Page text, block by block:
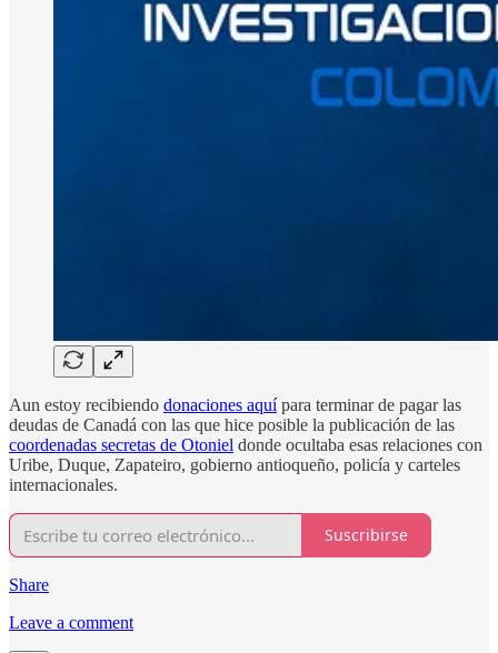
Aun estoy recibiendo donaciones aquípara terminar de pagar las
deudas de Canadá con las que hice posible la publicación de las
coordenadas secretas de Otoniel donde ocultaba esas relaciones con
Uribe, Duque, Zapateiro, gobierno antioqueño, policía y carteles
internacionales.
Suscribirse
Share
Leave a comment